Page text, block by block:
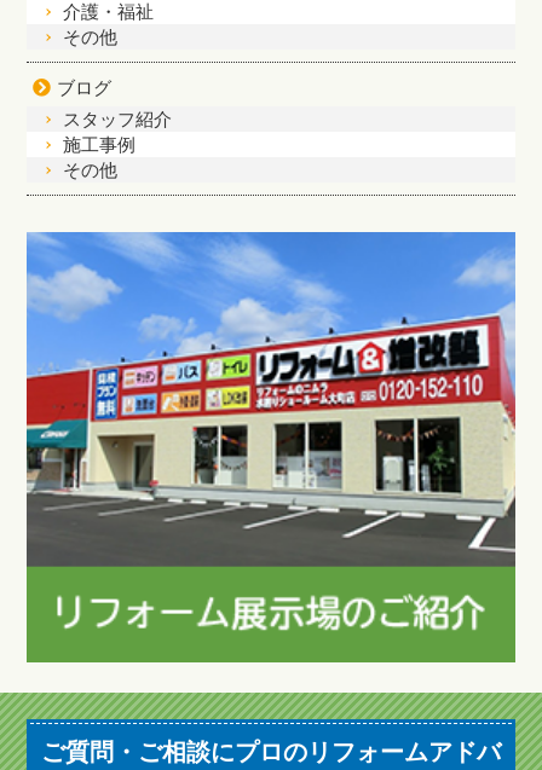
介護・福祉
その他
ブログ
スタッフ紹介
施工事例
その他
ご質問・ご相談にプロのリフォームアドバ